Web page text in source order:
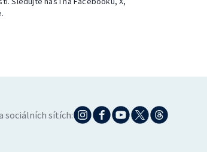
sociálních sítích: